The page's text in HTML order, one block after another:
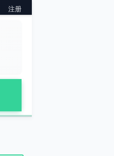
注册